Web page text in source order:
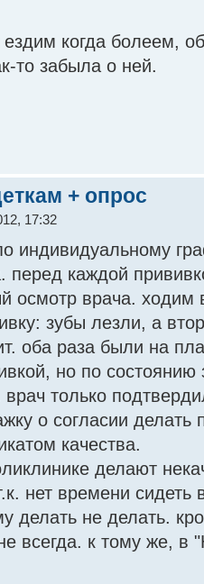
когда болеем,
то забыла о ней.
+ опрос
17:32
индивидуальному
перед каждой
осмотр врача.
зубы лезли, а
оба раза были на
но по состоянию
только
о согласии делать
качества.
делают
нет времени сидеть
делать не делать.
всегда. к тому же, в